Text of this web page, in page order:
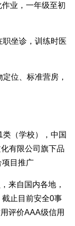
业，一年级至初
坐诊，训练时医
位、标准营房，
（学校），中国
有限公司旗下品
项目推广
来自国内各地，
止目前安全0事
评价AAA级信用